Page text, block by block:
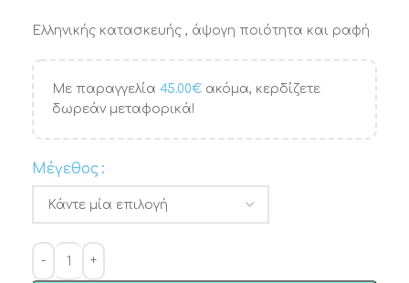
Ελληνικής κατασκευής , άψογη ποιότητα και ραφή
Με παραγγελία 45.00€ ακόμα, κερδίζετε
δωρεάν μεταφορικά!
Μέγεθος